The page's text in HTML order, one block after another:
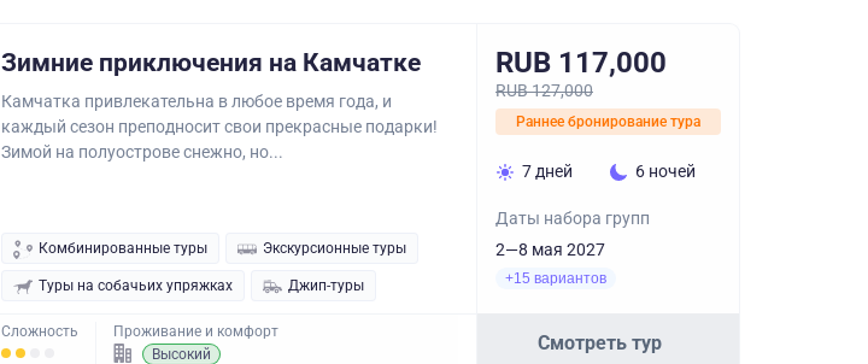
Зимние приключения на Камчатке
Камчатка привлекательна в любое время года, и
каждый сезон преподносит свои прекрасные подарки!
Зимой на полуострове снежно, но...
Комбинированные туры Экскурсионные туры
Туры на собачьих упряжках Джип-туры
Сложность
Проживание и комфорт
Высокий
RUB 117,000
RUB 127,000
Раннее бронирование тура
7 дней 6 ночей
Даты набора групп
2—8 мая 2027
+15 вариантов
Смотреть тур